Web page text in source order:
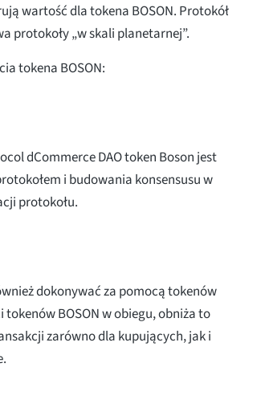
wartość dla tokena BOSON. Protokół
protokoły „w skali planetarnej”.
tokena BOSON:
dCommerce DAO token Boson jest
i budowania konsensusu w
protokołu.
dokonywać za pomocą tokenów
tokenów BOSON w obiegu, obniża to
zarówno dla kupujących, jak i